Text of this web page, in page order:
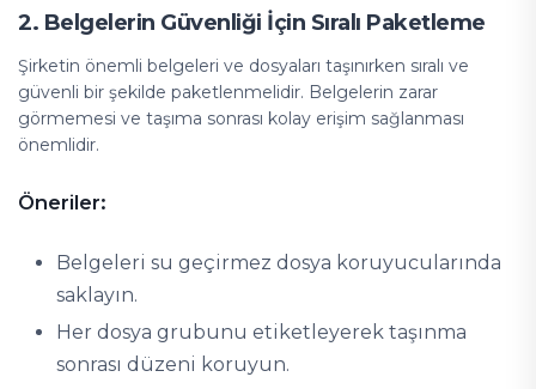
2. Belgelerin Güvenliği İçin Sıralı Paketleme
Şirketin önemli belgeleri ve dosyaları taşınırken sıralı ve
güvenli bir şekilde paketlenmelidir. Belgelerin zarar
görmemesi ve taşıma sonrası kolay erişim sağlanması
önemlidir.
Öneriler:
Belgeleri su geçirmez dosya koruyucularında
saklayın.
Her dosya grubunu etiketleyerek taşınma
sonrası düzeni koruyun.